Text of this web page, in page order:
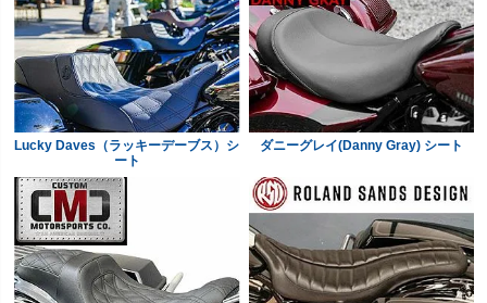
Lucky Daves（ラッキーデーブス）シ
ート
ダニーグレイ(Danny Gray) シート